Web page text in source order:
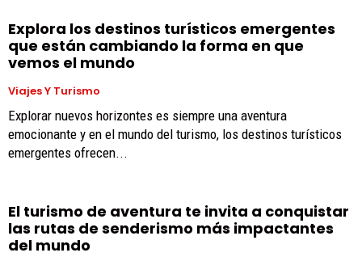
Explora los destinos turísticos emergentes
que están cambiando la forma en que
vemos el mundo
Viajes Y Turismo
Explorar nuevos horizontes es siempre una aventura
emocionante y en el mundo del turismo, los destinos turísticos
emergentes ofrecen...
El turismo de aventura te invita a conquistar
las rutas de senderismo más impactantes
del mundo